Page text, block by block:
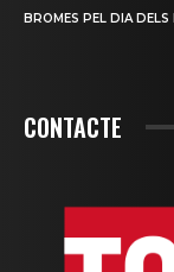
BROMES PEL DIA
CONTACTE